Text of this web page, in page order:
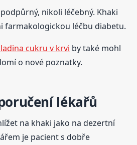
nikoli léčebný. Khaki
farmakologickou léčbu diabetu.
cukru v krvi by také mohl
o nové poznatky.
lékařů
na khaki jako na dezertní
je pacient s dobře